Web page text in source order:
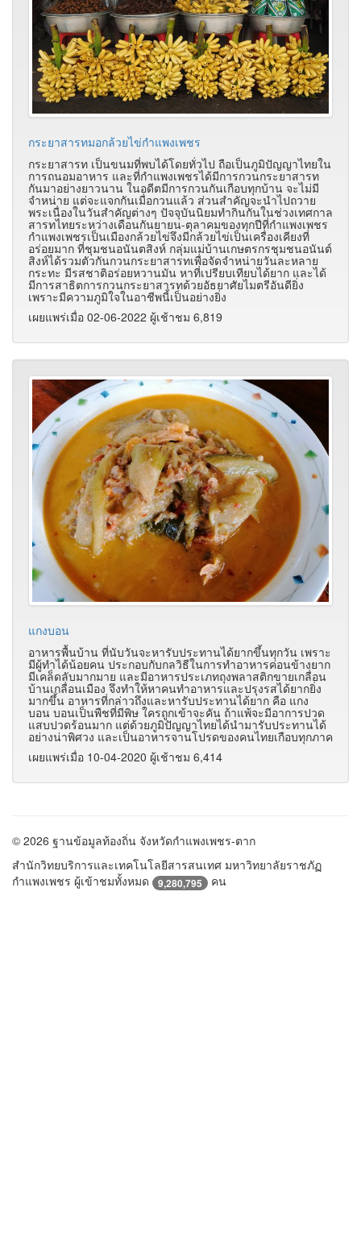
กระยาสารทมอกล้วยไข่กำแพงเพชร
กระยาสารท เป็นขนมที่พบได้โดยทั่วไป ถือเป็นภูมิปัญญาไทยใน
การถนอมอาหาร และที่กำแพงเพชรได้มีการกวนกระยาสารท
กันมาอย่างยาวนาน ในอดีตมีการกวนกันเกือบทุกบ้าน จะไม่มี
จำหน่าย แต่จะแจกกันเมื่อกวนแล้ว ส่วนสำคัญจะนำไปถวาย
พระเนื่องในวันสำคัญต่างๆ ปัจจุบันนิยมทำกินกันในช่วงเทศกาล
สารทไทยระหว่างเดือนกันยายน-ตุลาคมของทุกปีที่กำแพงเพชร
กำแพงเพชรเป็นเมืองกล้วยไข่จึงมีกล้วยไข่เป็นเครื่องเคียงที่
อร่อยมาก ที่ชุมชนอนันตสิงห์ กลุ่มแม่บ้านเกษตรกรชุมชนอนันต์
สิงห์ได้รวมตัวกันกวนกระยาสารทเพื่อจัดจำหน่ายวันละหลาย
กระทะ มีรสชาติอร่อยหวานมัน หาที่เปรียบเทียบได้ยาก และได้
มีการสาธิตการกวนกระยาสารทด้วยอัธยาศัยไมตรีอันดียิ่ง
เพราะมีความภูมิใจในอาชีพนี้เป็นอย่างยิ่ง
เผยแพร่เมื่อ 02-06-2022 ผู้เช้าชม 6,819
แกงบอน
อาหารพื้นบ้าน ที่นับวันจะหารับประทานได้ยากขึ้นทุกวัน เพราะ
มีผู้ทำได้น้อยคน ประกอบกับกลวิธีในการทำอาหารค่อนข้างยาก
มีเคล็ดลับมากมาย และมีอาหารประเภทถุงพลาสติกขายเกลื่อน
บ้านเกลื่อนเมือง จึงทำให้หาคนทำอาหารและปรุงรสได้ยากยิ่ง
มากขึ้น อาหารที่กล่าวถึงและหารับประทานได้ยาก คือ แกง
บอน บอนเป็นพืชที่มีพิษ ใครถูกเข้าจะคัน ถ้าแพ้จะมีอาการปวด
แสบปวดร้อนมาก แต่ด้วยภูมิปัญญาไทยได้นำมารับประทานได้
อย่างน่าพิศวง และเป็นอาหารจานโปรดของคนไทยเกือบทุกภาค
เผยแพร่เมื่อ 10-04-2020 ผู้เช้าชม 6,414
© 2026 ฐานข้อมูลท้องถิ่น จังหวัดกำแพงเพชร-ตาก
สำนักวิทยบริการและเทคโนโลยีสารสนเทศ มหาวิทยาลัยราชภัฏ
กำแพงเพชร ผู้เข้าชมทั้งหมด
9,280,795 คน